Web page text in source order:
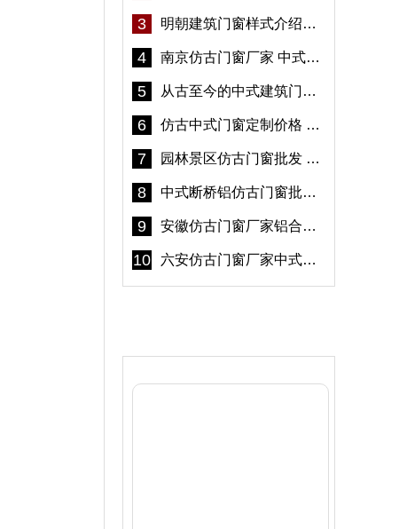
3 明朝建筑门窗样式介绍——冠墅阳光
4 南京仿古门窗厂家 中式仿古门窗定制 节能防水
5 从古至今的中式建筑门窗到底有多美「冠墅阳光」
6 仿古中式门窗定制价格 铝合金仿古门窗报价
7 园林景区仿古门窗批发 铝合金仿古门窗采购-冠墅阳光
8 中式断桥铝仿古门窗批发 冠墅阳光仿古门窗 6000平米实体工厂
9 安徽仿古门窗厂家铝合金仿古门窗批发 免费设计出货快
10 六安仿古门窗厂家中式仿古门窗制作 6000平米源头厂家